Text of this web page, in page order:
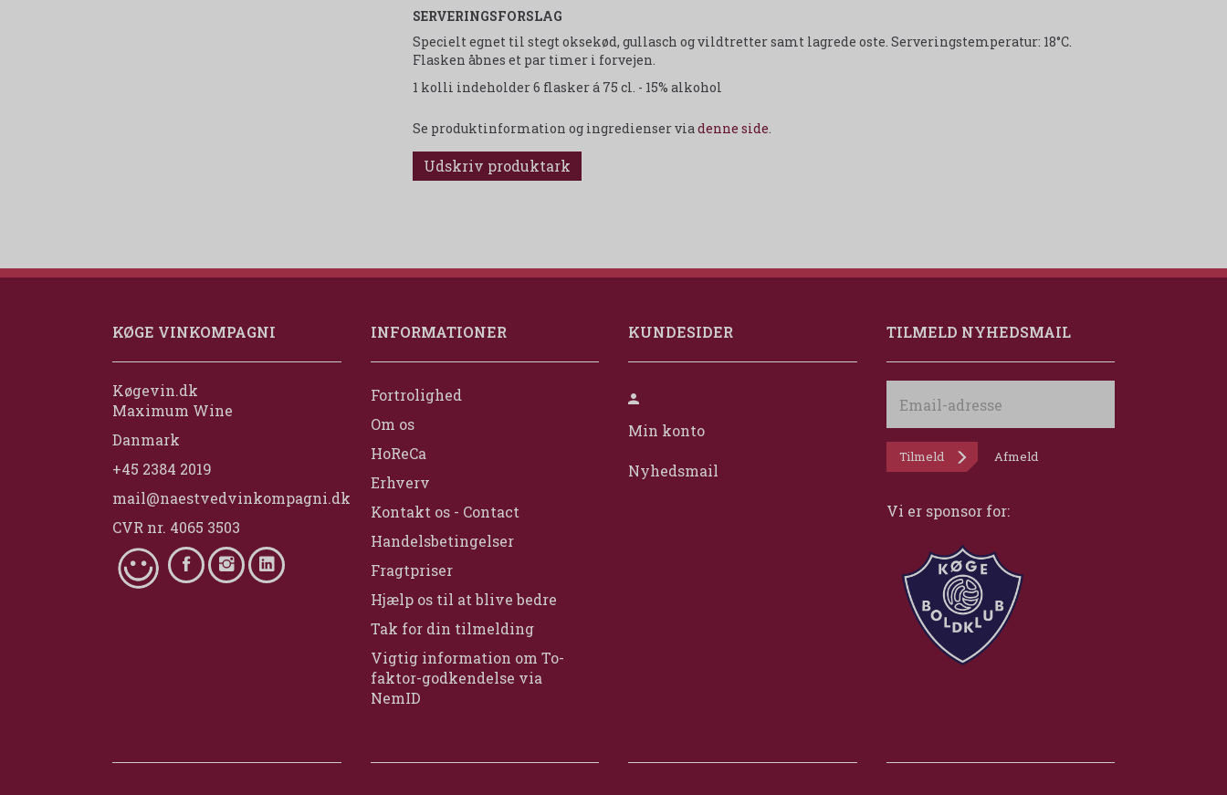
SERVERINGSFORSLAG
Specielt egnet til stegt oksekød, gullasch og vildtretter samt lagrede oste. Serveringstemperatur: 18°C.
Flasken åbnes et par timer i forvejen.
1 kolli indeholder 6 flasker á 75 cl. - 15% alkohol
Se produktinformation og ingredienser viadenne side.
Udskriv produktark
KØGE VINKOMPAGNI
Køgevin.dk
Maximum Wine
Danmark
+45 2384 2019
mail@naestvedvinkompagni.dk
CVR nr. 4065 3503
INFORMATIONER
Fortrolighed
Om os
HoReCa
Erhverv
Kontakt os - Contact
Handelsbetingelser
Fragtpriser
Hjælp os til at blive bedre
Tak for din tilmelding
Vigtig information om To-
faktor-godkendelse via
NemID
KUNDESIDER
Min konto
Nyhedsmail
TILMELD NYHEDSMAIL
adresse
Tilmeld Afmeld
Vi er sponsor for: